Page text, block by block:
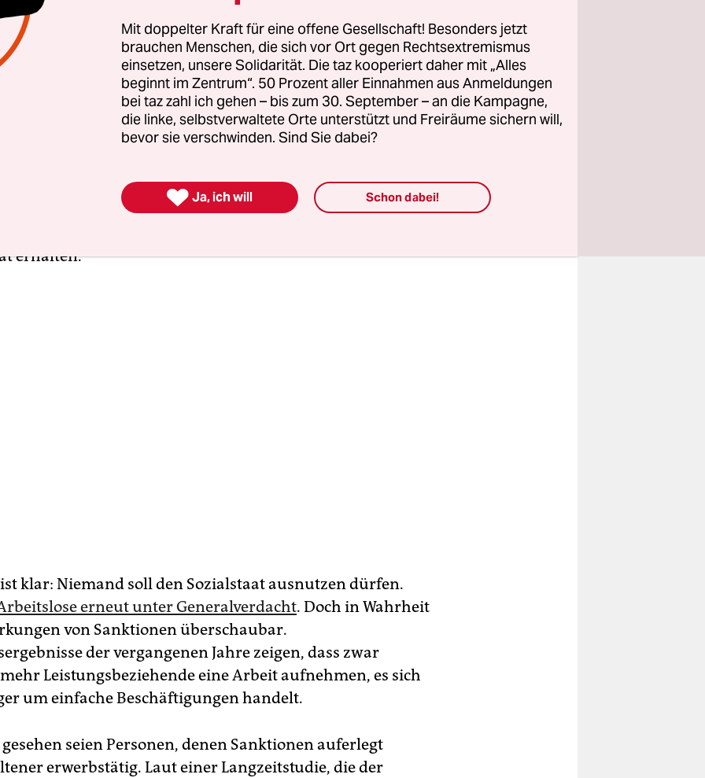
legen. Ein Geld für die Bürger sollte es sein, weg von
durch Hartz IV. „Das neueBürgergeld bringt den
mehr Respekt, mehr Vertrauen“ warb die SPD noch zu
Bürgergeldes 2023.
beschlossenen Verschärfungen haben wenig mit Respekt
zu tun. Wer eine zumutbare Arbeit, Ausbildung oder
der Grundsicherung um 30 Prozent für drei Monate
Termine im Jobcenter ohne Grund nicht wahrnimmt, soll
erhalten.
klar: Niemand soll den Sozialstaat ausnutzen dürfen.
erneut unter Generalverdacht. Doch in Wahrheit
von Sanktionen überschaubar.
der vergangenen Jahre zeigen, dass zwar
Leistungsbeziehende eine Arbeit aufnehmen, es sich
um einfache Beschäftigungen handelt.
seien Personen, denen Sanktionen auferlegt
erwerbstätig. Laut einer Langzeitstudie, die der
Mit doppelter Kraft für eine offene Gesellschaft! Besonders jetzt
brauchen Menschen, die sich vor Ort gegen Rechtsextremismus
einsetzen, unsere Solidarität. Die taz kooperiert daher mit „Alles
beginnt im Zentrum“. 50 Prozent aller Einnahmen aus Anmeldungen
bei taz zahl ich gehen – bis zum 30. September – an die Kampagne,
die linke, selbstverwaltete Orte unterstützt und Freiräume sichern will,
bevor sie verschwinden. Sind Sie dabei?
 Ja, ich will Schon dabei!